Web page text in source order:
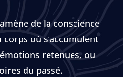
de la conscience
corps où s’accumulent
retenues, ou
du passé.